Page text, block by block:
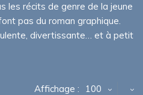
les récits de genre de la jeune
pas du roman graphique.
divertissante… et à petit
Affichage : 100